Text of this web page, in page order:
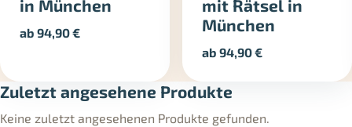
in München
ab94,90€
mit Rätsel in
München
ab94,90€
Zuletzt angesehene Produkte
Keine zuletzt angesehenen Produkte gefunden.